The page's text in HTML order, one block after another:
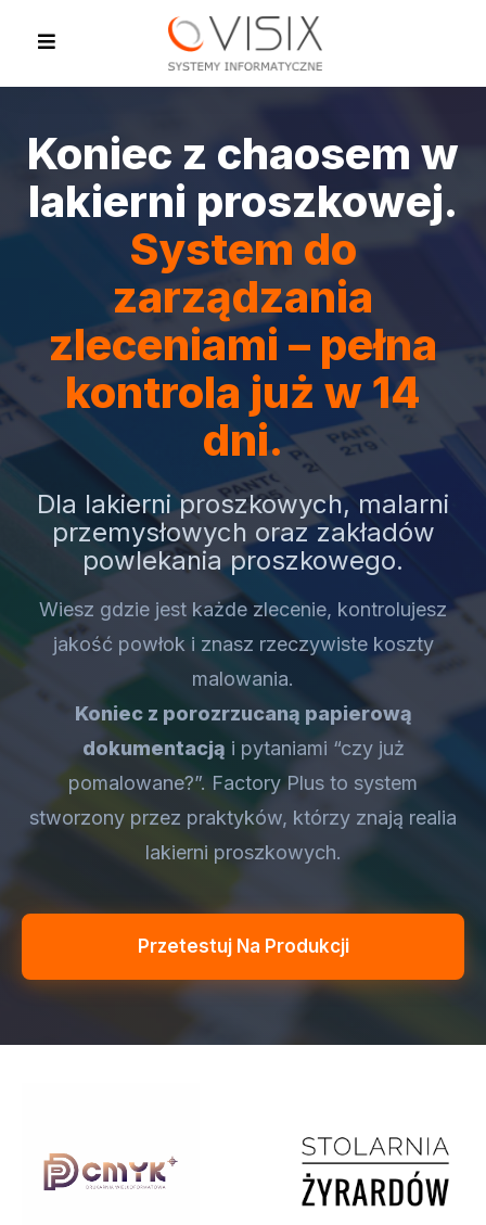
Koniec z chaosem w
lakierni proszkowej.
System do
zarządzania
zleceniami – pełna
kontrola już w 14
dni.
Dla lakierni proszkowych, malarni
przemysłowych oraz zakładów
powlekania proszkowego.
Wiesz gdzie jest każde zlecenie, kontrolujesz
jakość powłok i znasz rzeczywiste koszty
malowania.
Koniec z porozrzucaną papierową
dokumentacją i pytaniami “czy już
pomalowane?”. Factory Plus to system
stworzony przez praktyków, którzy znają realia
lakierni proszkowych.
Przetestuj Na Produkcji